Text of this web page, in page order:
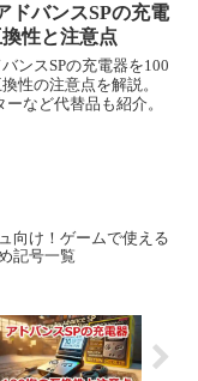
ドバンスSPの充電
性と注意点
ンスSPの充電器を100
性の注意点を解説。
など代替品も紹介。
向け！ゲームで使える
記号一覧